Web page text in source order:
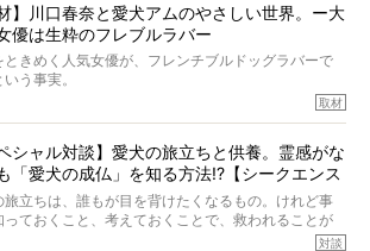
ソードが次から次へと飛び出しました。
材】川口春奈と愛犬アムのやさしい世界。ー大
優は生粋のフレブルラバー
ときめく人気女優が、フレンチブルドッグラバーで
う事実。
目の当たりにするほどに、そのフレンチブルドッグ
たしたちのそれとまったく同じであることに、なん
れしくなってしまったのでした。
んとアムちゃんのすてきな暮らしを、BUHI編集長の
いつくしみながら、切り取らせていただきます。
取材
ペシャル対談】愛犬の旅立ちと供養。霊感がな
「愛犬の成仏」を知る方法!?【シークエンス
も×PELI】
旅立ちは、誰もが目を背けたくなるもの。けれど事
っておくこと、考えておくことで、救われることが
対談